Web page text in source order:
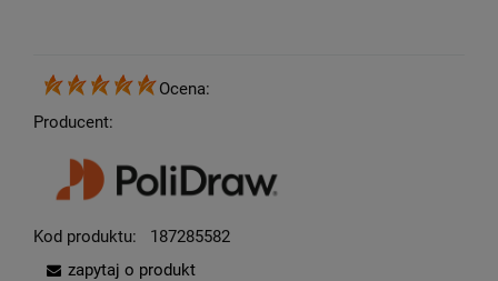
Ocena:
Producent:
Kod produktu:
187285582
zapytaj o produkt